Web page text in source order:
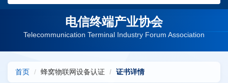
电信终端产业协会
Telecommunication Terminal Industry Forum Association
首页 蜂窝物联网设备认证 证书详情